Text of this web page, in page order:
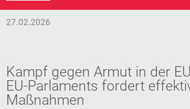
27.02.2026
Kampf gegen Armut in der
EU-Parlaments fordert
Maßnahmen